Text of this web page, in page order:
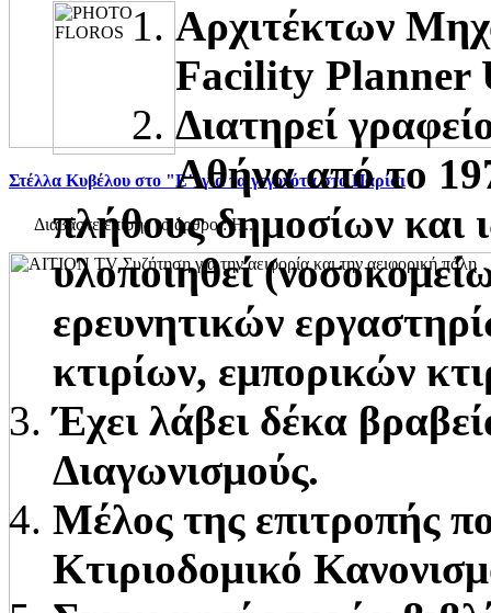
Στέλλα Κυβέλου στο "Ε" για τα γεγονότα στο Παρίσι
Διαβάστε επίσης το άρθρο : Η...
Αρχιτέκτων
Facility Planner
Διατηρεί
Αθήνα από το
πλήθους δημοσίων και
υλοποιηθεί
ερευνητικών
κτιρίων, εμπορικών
Έχει λάβει δέκα
Διαγωνισμούς.
Μέλος της επιτροπής
Κτιριοδομικό